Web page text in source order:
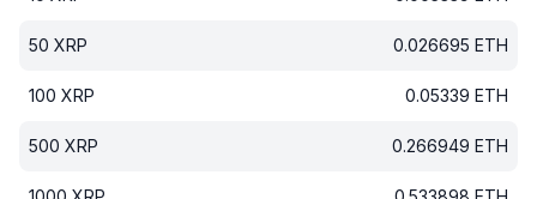
50 XRP 0.026695 ETH
100 XRP 0.05339 ETH
500 XRP 0.266949 ETH